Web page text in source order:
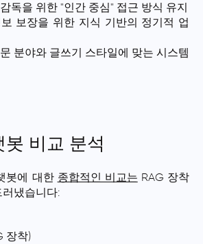
독을 위한 "인간 중심" 접근 방식 유지
보장을 위한 지식 기반의 정기적 업
분야와 글쓰기 스타일에 맞는 시스템
봇 비교 분석
봇에 대한 종합적인 비교는 RAG 장착
냈습니다:
장착)